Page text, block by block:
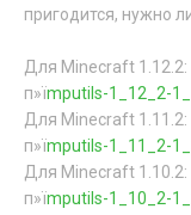
пригодится, нужно
Для Minecraft 1.12.2:
п»їmputils-1_12_2-
Для Minecraft 1.11.2:
п»їmputils-1_11_2-
Для Minecraft 1.10.2:
п»їmputils-1_10_2-